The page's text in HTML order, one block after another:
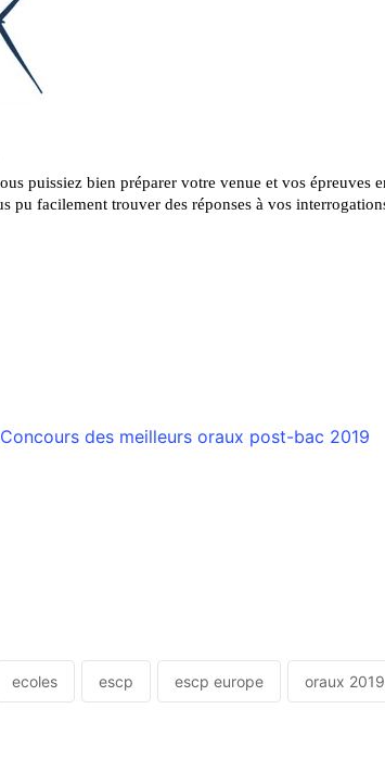
Concours des meilleurs oraux post-bac 2019
ecoles escp escp europe oraux 2019